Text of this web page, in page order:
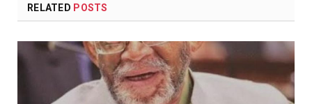
RELATED POSTS